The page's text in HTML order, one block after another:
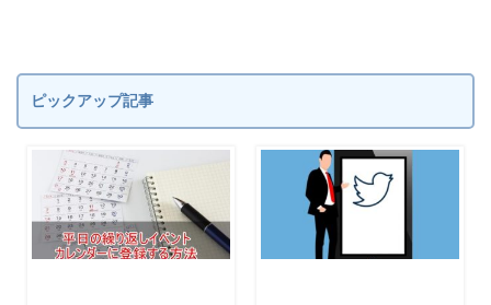
ピックアップ記事